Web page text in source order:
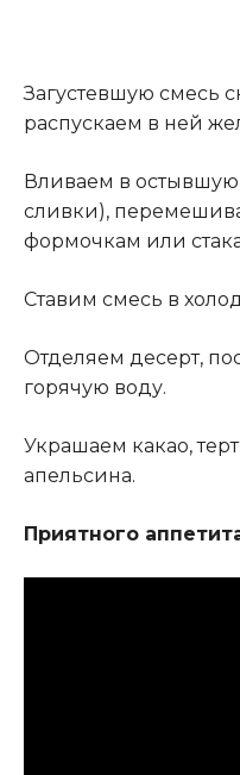
Загустевшую смесь
распускаем в ней
Вливаем в остывшую
сливки),
формочкам или
Ставим смесь в
Отделяем десерт,
горячую воду.
Украшаем какао,
апельсина.
Приятного